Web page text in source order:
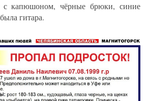
капюшоном, чёрные брюки, синие
гитара.